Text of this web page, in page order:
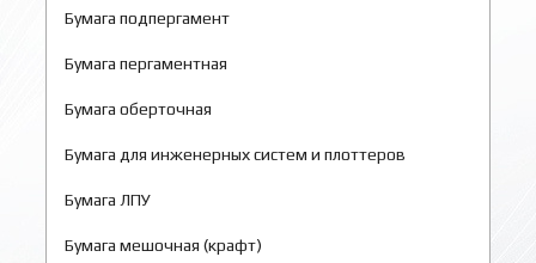
Бумага подпергамент
Бумага пергаментная
Бумага оберточная
Бумага для инженерных систем и плоттеров
Бумага ЛПУ
Бумага мешочная (крафт)